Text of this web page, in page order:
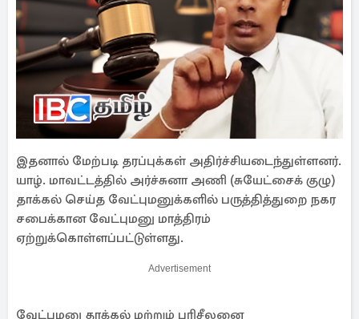
இதனால் மேற்படி தரப்புக்கள் அதிர்ச்சியடைந்துள்ளனர்.
யாழ். மாவட்டத்தில் அர்ச்சுனா அணி (சுயேட்சைக் குழு)
தாக்கல் செய்த வேட்புமனுக்களில் பருத்தித்துறை நகர
சபைக்கான வேட்புமனு மாத்திரம்
ஏற்றுக்கொள்ளப்பட்டுள்ளது.
Advertisement
வேட்புமனு தாக்கல் மற்றும் பரிசீலனை